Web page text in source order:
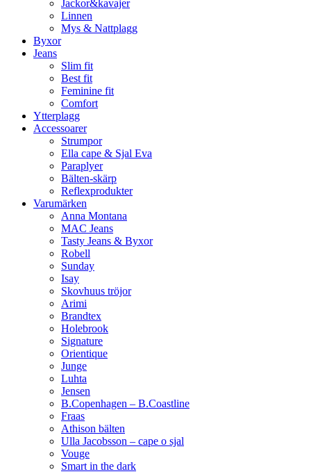
Jackor&kavajer
Linnen
Mys & Nattplagg
Byxor
Jeans
Slim fit
Best fit
Feminine fit
Comfort
Ytterplagg
Accessoarer
Strumpor
Ella cape & Sjal Eva
Paraplyer
Bälten-skärp
Reflexprodukter
Varumärken
Anna Montana
MAC Jeans
Tasty Jeans & Byxor
Robell
Sunday
Isay
Skovhuus tröjor
Arimi
Brandtex
Holebrook
Signature
Orientique
Junge
Luhta
Jensen
B.Copenhagen – B.Coastline
Fraas
Athison bälten
Ulla Jacobsson – cape o sjal
Vouge
Smart in the dark